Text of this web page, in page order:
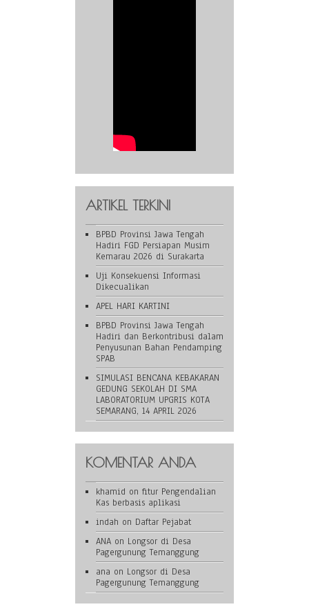
ARTIKEL TERKINI
BPBD Provinsi Jawa Tengah
Hadiri FGD Persiapan Musim
Kemarau 2026 di Surakarta
Uji Konsekuensi Informasi
Dikecualikan
APEL HARI KARTINI
BPBD Provinsi Jawa Tengah
Hadiri dan Berkontribusi dalam
Penyusunan Bahan Pendamping
SPAB
SIMULASI BENCANA KEBAKARAN
GEDUNG SEKOLAH DI SMA
LABORATORIUM UPGRIS KOTA
SEMARANG, 14 APRIL 2026
KOMENTAR ANDA
khamid on fitur Pengendalian
Kas berbasis aplikasi
indah on Daftar Pejabat
ANA on Longsor di Desa
Pagergunung Temanggung
ana on Longsor di Desa
Pagergunung Temanggung